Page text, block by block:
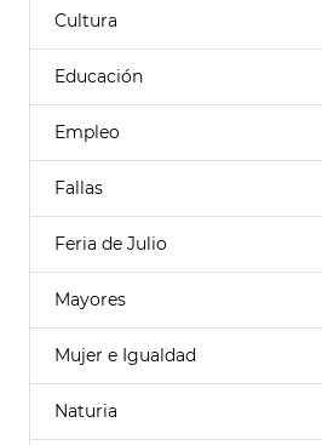
Cultura
Educación
Empleo
Fallas
Feria de Julio
Mayores
Mujer e Igualdad
Naturia